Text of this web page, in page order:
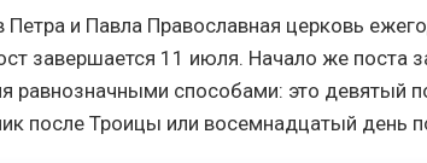
Петра и Павла Православная церковь
завершается 11 июля. Начало же поста
равнозначными способами: это девятый
после Троицы или восемнадцатый день